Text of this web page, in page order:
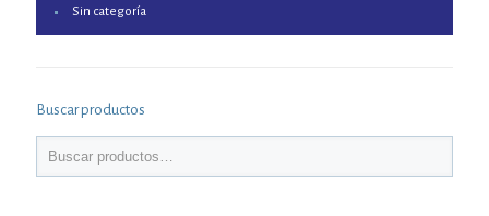
Sin categoría
Buscar productos